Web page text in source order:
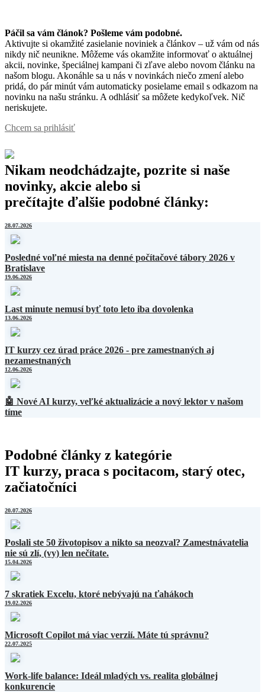
Páčil sa vám článok? Pošleme vám podobné.
Aktivujte si okamžité zasielanie noviniek a článkov – už vám od nás
nikdy nič neunikne. Môžeme vás okamžite informovať o aktuálnej
akcii, novinke, špeciálnej kampani či zľave alebo novom článku na
našom blogu. Akonáhle sa u nás v novinkách niečo zmení alebo
pridá, do pár minút vám automaticky posielame email s odkazom na
novinku na našu stránku. A odhlásiť sa môžete kedykoľvek. Nič
neriskujete.
Chcem sa prihlásiť
Nikam neodchádzajte, pozrite si naše
novinky, akcie alebo si
prečítajte ďalšie podobné články:
28.07.2026
Posledné voľné miesta na denné počítačové tábory 2026 v
Bratislave
19.06.2026
Last minute nemusí byť toto leto iba dovolenka
13.06.2026
IT kurzy cez úrad práce 2026 - pre zamestnaných aj
nezamestnaných
12.06.2026
🤖 Nové AI kurzy, veľké aktualizácie a nový lektor v našom
tíme
Podobné články z kategórie
IT kurzy, praca s pocitacom, starý otec,
začiatočníci
20.07.2026
Poslali ste 50 životopisov a nikto sa neozval? Zamestnávatelia
nie sú zlí, (vy) len nečítate.
15.04.2026
7 skratiek Excelu, ktoré nebývajú na ťahákoch
19.02.2026
Microsoft Copilot má viac verzií. Máte tú správnu?
22.07.2025
Work-life balance: Ideál mladých vs. realita globálnej
konkurencie